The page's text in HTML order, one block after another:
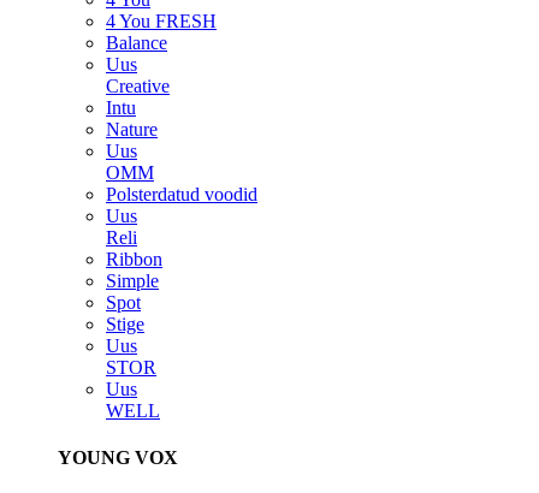
4 You FRESH
Balance
Uus
Creative
Intu
Nature
Uus
OMM
Polsterdatud voodid
Uus
Reli
Ribbon
Simple
Spot
Stige
Uus
STOR
Uus
WELL
YOUNG VOX